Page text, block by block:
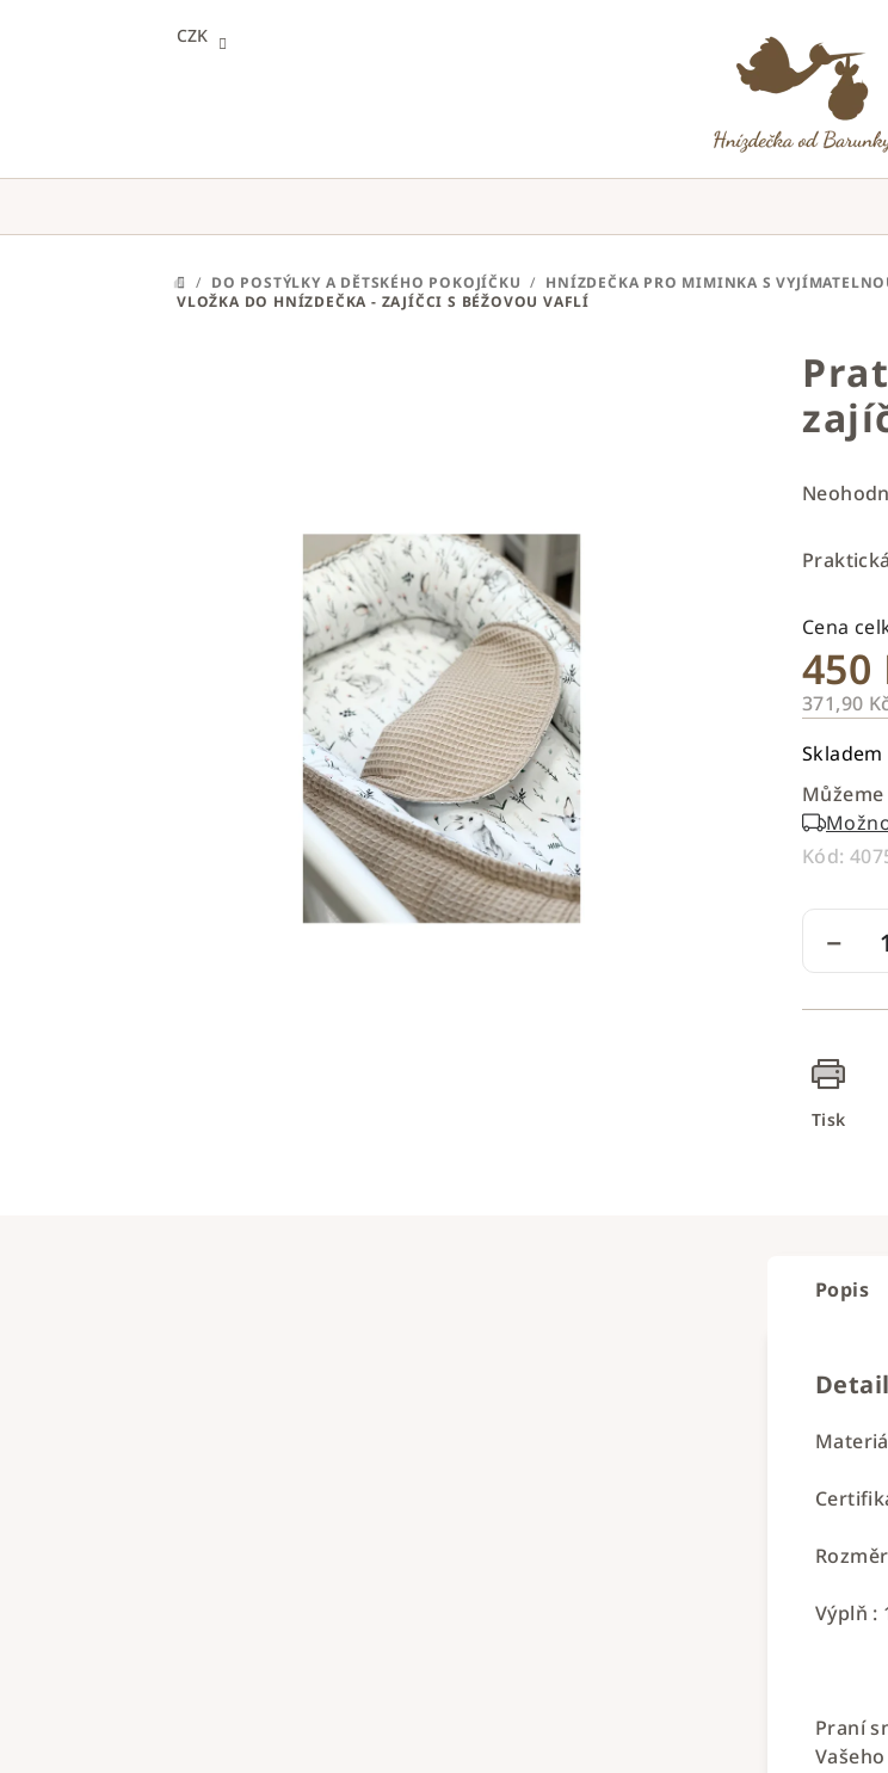
CZK
DOMŮ
/ DO POSTÝLKY A DĚTSKÉHO POKOJÍČKU / HNÍZDEČKA PRO MIMINKA S
VLOŽKA DO HNÍZDEČKA - ZAJÍČCI S BÉŽOVOU VAFLÍ
produktu
z
5
450
371,90
cena:
Skladem
Kód:
−
Tisk
Popis
Výplň :
Praní